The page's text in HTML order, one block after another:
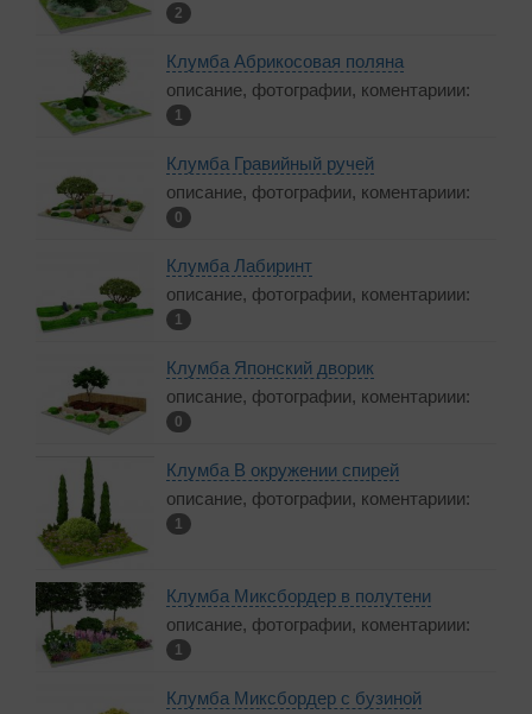
2
Клумба Абрикосовая поляна
описание, фотографии, коментариии:
1
Клумба Гравийный ручей
описание, фотографии, коментариии:
0
Клумба Лабиринт
описание, фотографии, коментариии:
1
Клумба Японский дворик
описание, фотографии, коментариии:
0
Клумба В окружении спирей
описание, фотографии, коментариии:
1
Клумба Миксбордер в полутени
описание, фотографии, коментариии:
1
Клумба Миксбордер с бузиной